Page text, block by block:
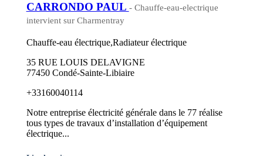
CARRONDO PAUL - Chauffe-eau-electrique
intervient sur Charmentray
Chauffe-eau électrique,Radiateur électrique
35 RUE LOUIS DELAVIGNE
77450 Condé-Sainte-Libiaire
+33160040114
Notre entreprise électricité générale dans le 77 réalise
tous types de travaux d’installation d’équipement
électrique...